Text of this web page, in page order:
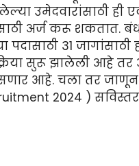
उमेदवारांसाठी ही
अर्ज करू शकतात.
31 जागांसाठी
सुरू झालेली आहे तर
आहे. चला तर
2024 ) सविस्तर